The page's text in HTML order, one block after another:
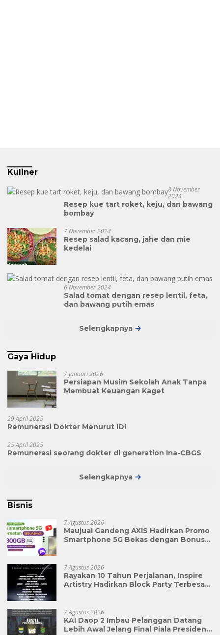
Kuliner
8 November
2024
Resep kue tart roket, keju, dan bawang
bombay
7 November 2024
Resep salad kacang, jahe dan mie
kedelai
6 November 2024
Salad tomat dengan resep lentil, feta,
dan bawang putih emas
Selengkapnya
Gaya Hidup
7 Januari 2026
Persiapan Musim Sekolah Anak Tanpa
Membuat Keuangan Kaget
29 April 2025
Remunerasi Dokter Menurut IDI
25 April 2025
Remunerasi seorang dokter di generation Ina-CBGS
Selengkapnya
Bisnis
7 Agustus 2026
Maujual Gandeng AXIS Hadirkan Promo
Smartphone 5G Bekas dengan Bonus
7 Agustus 2026
Rayakan 10 Tahun Perjalanan, Inspire
Artistry Hadirkan Block Party Terbesar
7 Agustus 2026
KAI Daop 2 Imbau Pelanggan Datang
Lebih Awal Jelang Final Piala Presiden